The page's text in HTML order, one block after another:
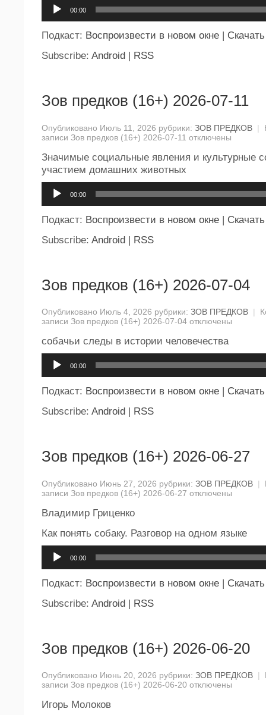
00:00
Подкаст: Воспроизвести в новом окне | Скачать
Subscribe: Android | RSS
Зов предков (16+) 2026-07-11
Опубликовано Июль 11, 2026 рубрики: ЗОВ ПРЕДКОВ |
записи Зов предков (16+) 2026-07-11 отключены
Значимые социальные явления и культурные
участием домашних животных
00:00
Подкаст: Воспроизвести в новом окне | Скачать
Subscribe: Android | RSS
Зов предков (16+) 2026-07-04
Опубликовано Июль 4, 2026 рубрики: ЗОВ ПРЕДКОВ |
записи Зов предков (16+) 2026-07-04 отключены
собачьи следы в истории человечества
00:00
Подкаст: Воспроизвести в новом окне
Скачать
Subscribe: Android RSS
Зов предков (16+) 2026-06-27
Опубликовано Июнь 27, 2026 рубрики: ЗОВ ПРЕДКОВ |
записи Зов предков (16+) 2026-06-27 отключены
Владимир Гриценко
Как понять собаку. Разговор на одном языке
00:00
Подкаст: Воспроизвести в новом окне | Скачать
Subscribe: Android | RSS
Зов предков (16+) 2026-06-20
Опубликовано Июнь 20, 2026 рубрики: ЗОВ ПРЕДКОВ |
записи Зов предков (16+) 2026-06-20 отключены
Игорь Молоков